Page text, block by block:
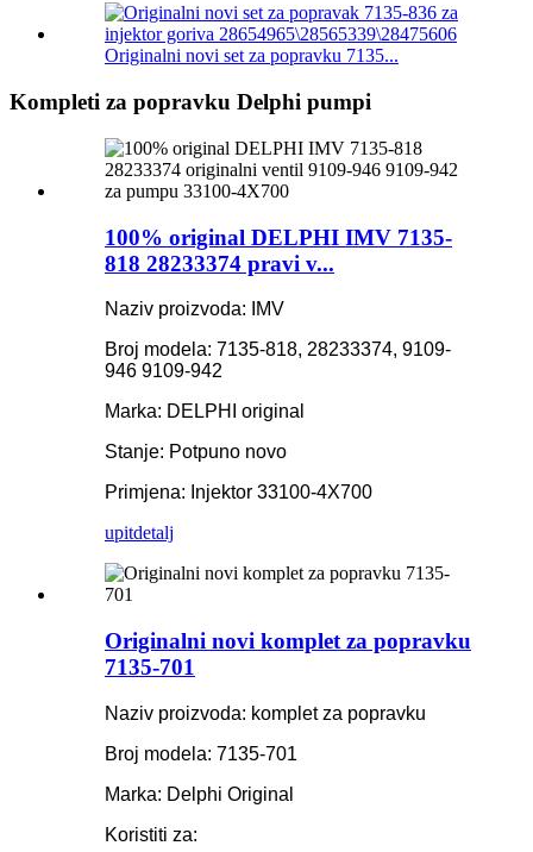
Originalni novi set za popravku 7135...
Kompleti za popravku Delphi pumpi
100% original DELPHI IMV 7135-
818 28233374 pravi v...
Naziv proizvoda: IMV
Broj modela: 7135-818, 28233374, 9109-
946 9109-942
Marka: DELPHI original
Stanje: Potpuno novo
Primjena: Injektor 33100-4X700
upitdetalj
Originalni novi komplet za popravku
7135-701
Naziv proizvoda: komplet za popravku
Broj modela: 7135-701
Marka: Delphi Original
Koristiti za: